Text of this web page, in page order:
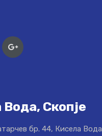
Скопје
бр. 44, Кисела Вода